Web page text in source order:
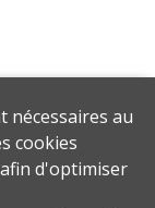
nécessaires au
cookies
d'optimiser